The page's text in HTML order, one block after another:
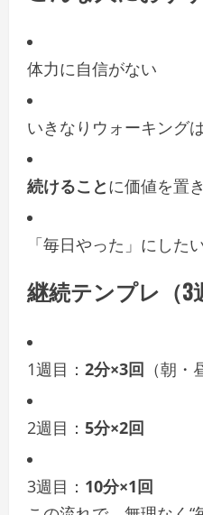
体力に自信がない
いきなりウォーキング
続けることに価値を置
「毎日やった」にした
継続テンプレ（3
1週目： 2分×3回 （朝・
2週目： 5分×2回
3週目： 10分×1回